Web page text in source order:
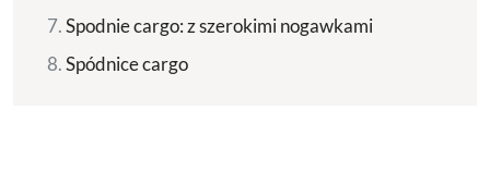
Spodnie cargo: z szerokimi nogawkami
Spódnice cargo